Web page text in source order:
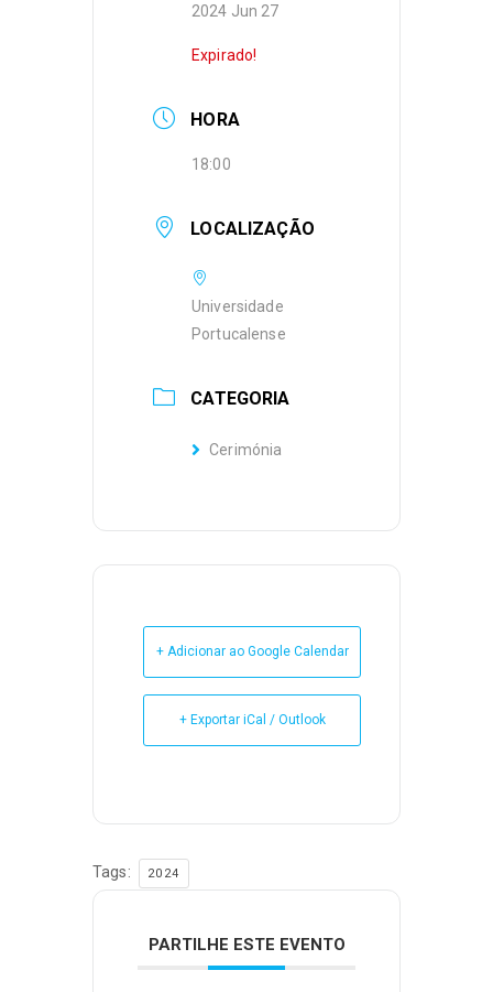
2024 Jun 27
Expirado!
HORA
18:00
LOCALIZAÇÃO
Universidade
Portucalense
CATEGORIA
Cerimónia
+ Adicionar ao Google Calendar
+ Exportar iCal / Outlook
Tags: 2024
PARTILHE ESTE EVENTO